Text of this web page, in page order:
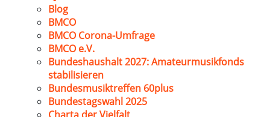
Blog
BMCO
BMCO Corona-Umfrage
BMCO e.V.
Bundeshaushalt 2027: Amateurmusikfonds
stabilisieren
Bundesmusiktreffen 60plus
Bundestagswahl 2025